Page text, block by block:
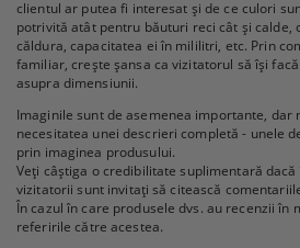
clientul ar putea fi interesat și de ce culori
potrivită atât pentru băuturi reci cât și calde,
căldura, capacitatea ei în mililitri, etc. Prin
familiar, crește șansa ca vizitatorul să își
asupra dimensiunii.
Imaginile sunt de asemenea importante, dar
necesitatea unei descrieri completă - unele
prin imaginea produsului.
Veți câștiga o credibilitate suplimentară
vizitatorii sunt invitați să citească
În cazul în care produsele dvs. au recenzii în
referirile către acestea.